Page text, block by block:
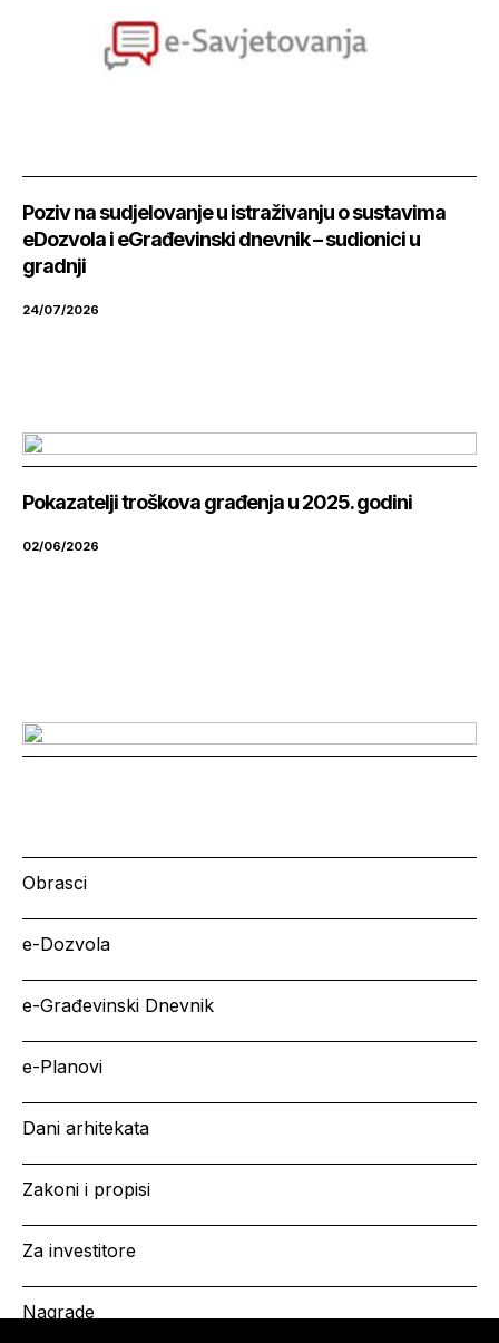
Poziv na sudjelovanje u istraživanju o sustavima
eDozvola i eGrađevinski dnevnik – sudionici u
gradnji
24/07/2026
Pokazatelji troškova građenja u 2025. godini
02/06/2026
Obrasci
e-Dozvola
e-Građevinski Dnevnik
e-Planovi
Dani arhitekata
Zakoni i propisi
Za investitore
Nagrade